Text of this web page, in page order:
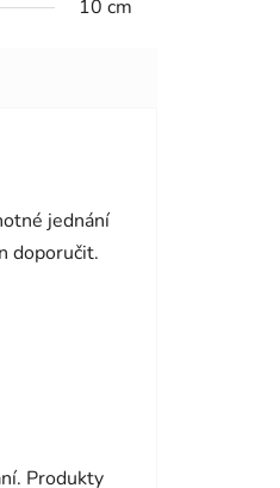
10 cm
jednání
doporučit.
Produkty